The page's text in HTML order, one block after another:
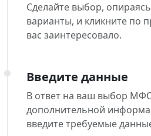
Сделайте выбор,
варианты, и кликните по
вас заинтересовало.
Введите данные
В ответ на ваш выбор
дополнительной
введите требуемые